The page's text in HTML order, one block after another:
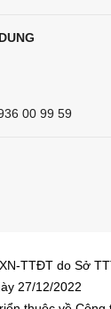
00 99 59
TTĐT do Sở
27/12/2022